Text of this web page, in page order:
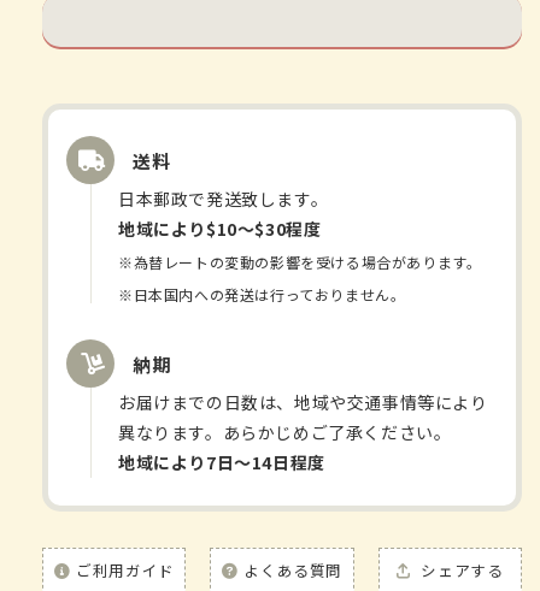
方-
十
キ
ス
量
味
敗
毒
湯-
錠
的
数
量
送料
日本郵政で発送致します。
地域により$10〜$30程度
※為替レートの変動の影響を受ける場合があります。
※日本国内への発送は行っておりません。
納期
お届けまでの日数は、地域や交通事情等により
異なります。あらかじめご了承ください。
地域により7日〜14日程度
ご利用ガイド よくある質問 シェアする